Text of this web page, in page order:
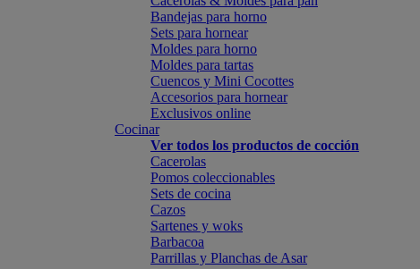
Bandejas para horno
Sets para hornear
Moldes para horno
Moldes para tartas
Cuencos y Mini Cocottes
Accesorios para hornear
Exclusivos online
Cocinar
Ver todos los productos de cocción
Cacerolas
Pomos coleccionables
Sets de cocina
Cazos
Sartenes y woks
Barbacoa
Parrillas y Planchas de Asar